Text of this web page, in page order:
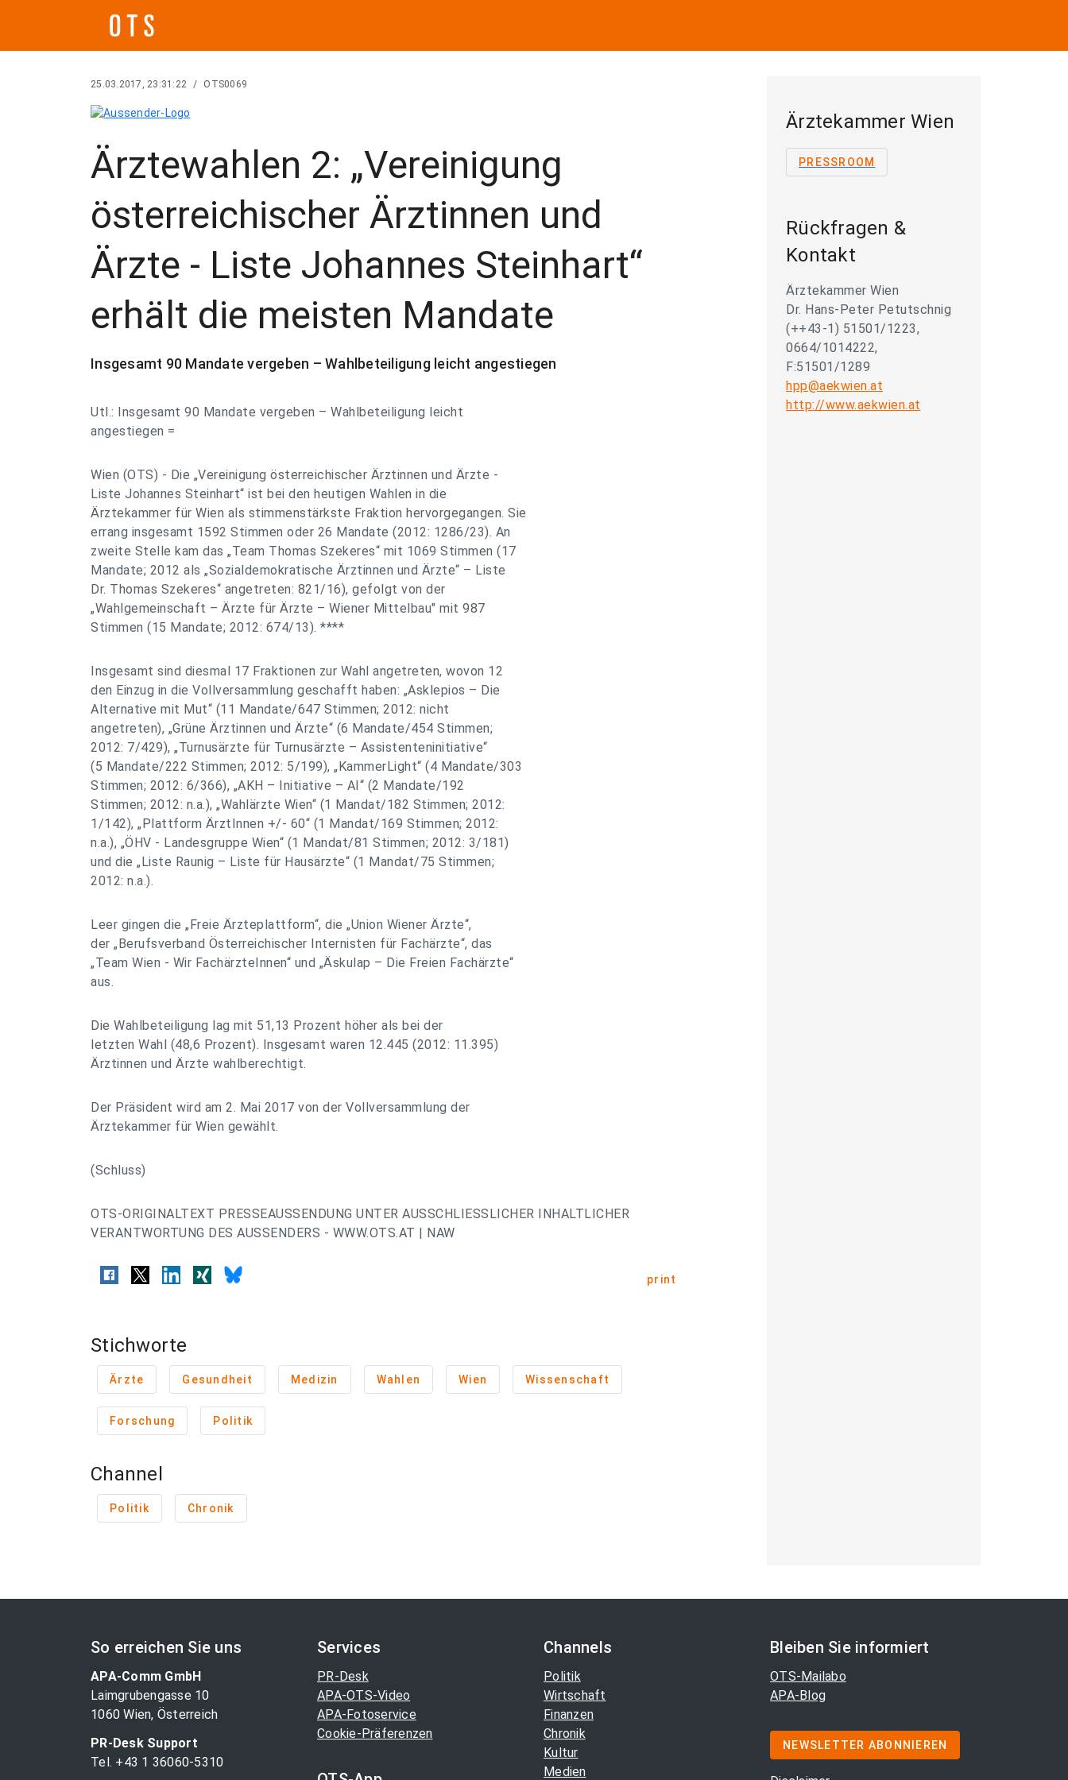
25.03.2017, 23:31:22 / OTS0069
Ärztewahlen 2: „Vereinigung
österreichischer Ärztinnen und
Ärzte - Liste Johannes Steinhart“
erhält die meisten Mandate
Insgesamt 90 Mandate vergeben – Wahlbeteiligung leicht angestiegen
Utl.: Insgesamt 90 Mandate vergeben – Wahlbeteiligung leicht
angestiegen =
Wien (OTS) - Die „Vereinigung österreichischer Ärztinnen und Ärzte -
Liste Johannes Steinhart“ ist bei den heutigen Wahlen in die
Ärztekammer für Wien als stimmenstärkste Fraktion hervorgegangen. Sie
errang insgesamt 1592 Stimmen oder 26 Mandate (2012: 1286/23). An
zweite Stelle kam das „Team Thomas Szekeres“ mit 1069 Stimmen (17
Mandate; 2012 als „Sozialdemokratische Ärztinnen und Ärzte“ – Liste
Dr. Thomas Szekeres“ angetreten: 821/16), gefolgt von der
„Wahlgemeinschaft – Ärzte für Ärzte – Wiener Mittelbau" mit 987
Stimmen (15 Mandate; 2012: 674/13). ****
Insgesamt sind diesmal 17 Fraktionen zur Wahl angetreten, wovon 12
den Einzug in die Vollversammlung geschafft haben: „Asklepios – Die
Alternative mit Mut“ (11 Mandate/647 Stimmen; 2012: nicht
angetreten), „Grüne Ärztinnen und Ärzte“ (6 Mandate/454 Stimmen;
2012: 7/429), „Turnusärzte für Turnusärzte – Assistenteninitiative“
(5 Mandate/222 Stimmen; 2012: 5/199), „KammerLight“ (4 Mandate/303
Stimmen; 2012: 6/366), „AKH – Initiative – AI“ (2 Mandate/192
Stimmen; 2012: n.a.), „Wahlärzte Wien“ (1 Mandat/182 Stimmen; 2012:
1/142), „Plattform ÄrztInnen +/- 60“ (1 Mandat/169 Stimmen; 2012:
n.a.), „ÖHV - Landesgruppe Wien“ (1 Mandat/81 Stimmen; 2012: 3/181)
und die „Liste Raunig – Liste für Hausärzte“ (1 Mandat/75 Stimmen;
2012: n.a.).
Leer gingen die „Freie Ärzteplattform“, die „Union Wiener Ärzte“,
der „Berufsverband Österreichischer Internisten für Fachärzte“, das
„Team Wien - Wir FachärzteInnen“ und „Äskulap – Die Freien Fachärzte“
aus.
Die Wahlbeteiligung lag mit 51,13 Prozent höher als bei der
letzten Wahl (48,6 Prozent). Insgesamt waren 12.445 (2012: 11.395)
Ärztinnen und Ärzte wahlberechtigt.
Der Präsident wird am 2. Mai 2017 von der Vollversammlung der
Ärztekammer für Wien gewählt.
(Schluss)
OTS-ORIGINALTEXT PRESSEAUSSENDUNG UNTER AUSSCHLIESSLICHER INHALTLICHER
VERANTWORTUNG DES AUSSENDERS - WWW.OTS.AT | NAW
print
Stichworte
Ärzte Gesundheit Medizin Wahlen Wien Wissenschaft
Forschung Politik
Channel
Politik Chronik
Ärztekammer Wien
PRESSROOM
Rückfragen &
Kontakt
Ärztekammer Wien
Dr. Hans-Peter Petutschnig
(++43-1) 51501/1223,
0664/1014222,
F:51501/1289
hpp@aekwien.at
http://www.aekwien.at
So erreichen Sie uns
APA-Comm GmbH
Laimgrubengasse 10
1060 Wien, Österreich
PR-Desk Support
Tel. +43 1 36060-5310
Services
PR-Desk
APA-OTS-Video
APA-Fotoservice
Cookie-Präferenzen
Channels
Politik
Wirtschaft
Finanzen
Chronik
Kultur
Medien
Bleiben Sie informiert
OTS-Mailabo
APA-Blog
NEWSLETTER ABONNIEREN